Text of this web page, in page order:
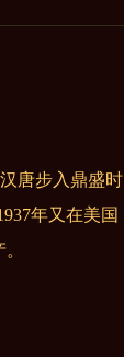
唐步入鼎盛时
年又在美国